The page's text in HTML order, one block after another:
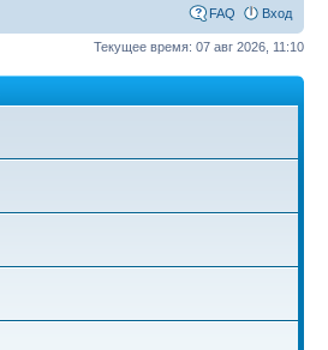
FAQ Вход
Текущее время: 07 авг 2026, 11:10